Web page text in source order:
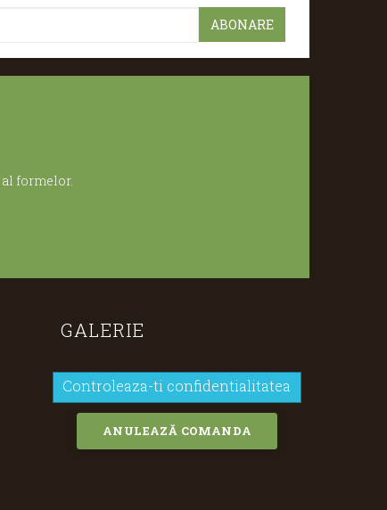
formelor.
GALERIE
Controleaza-ti confidentialitatea
ANULEAZĂ COMANDA